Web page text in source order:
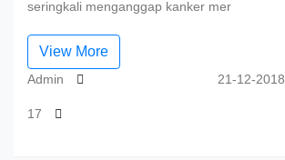
Admin 21-12-2018
17
seringkali menganggap kanker mer
View More